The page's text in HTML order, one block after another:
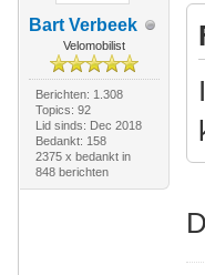
Bart Verbeek
Velomobilist
Berichten: 1.308
Topics: 92
Lid sinds: Dec 2018
Bedankt: 158
2375 x bedankt in
848 berichten